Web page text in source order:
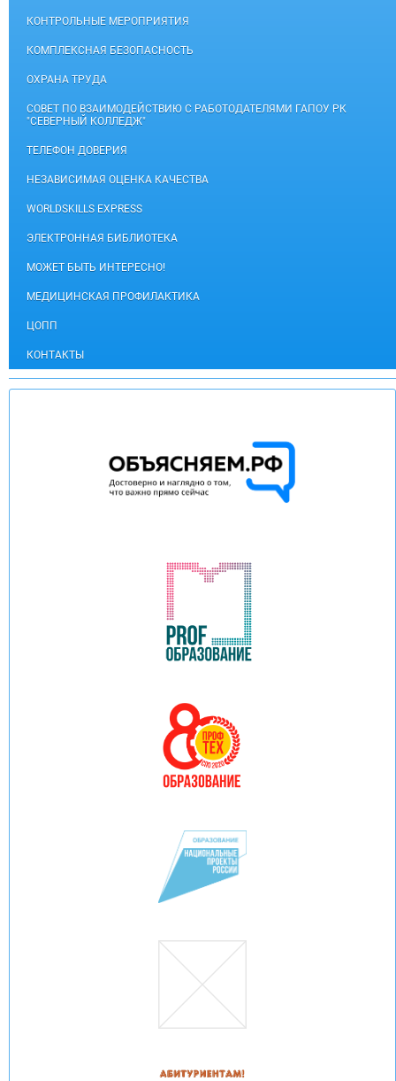
КОНТРОЛЬНЫЕ МЕРОПРИЯТИЯ
КОМПЛЕКСНАЯ БЕЗОПАСНОСТЬ
ОХРАНА ТРУДА
СОВЕТ ПО ВЗАИМОДЕЙСТВИЮ С РАБОТОДАТЕЛЯМИ ГАПОУ РК
"СЕВЕРНЫЙ КОЛЛЕДЖ"
ТЕЛЕФОН ДОВЕРИЯ
НЕЗАВИСИМАЯ ОЦЕНКА КАЧЕСТВА
WORLDSKILLS EXPRESS
ЭЛЕКТРОННАЯ БИБЛИОТЕКА
МОЖЕТ БЫТЬ ИНТЕРЕСНО!
МЕДИЦИНСКАЯ ПРОФИЛАКТИКА
ЦОПП
КОНТАКТЫ